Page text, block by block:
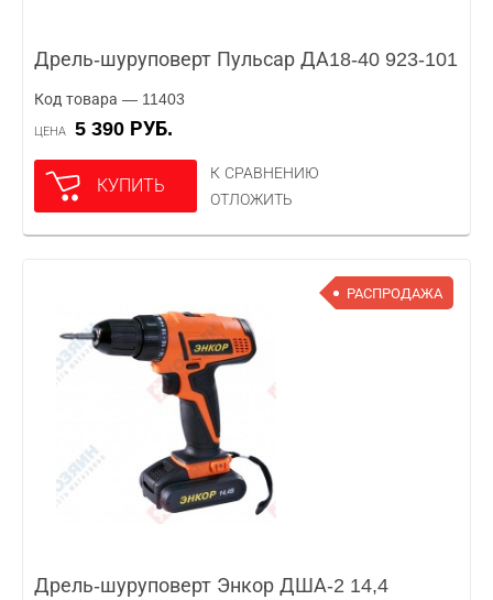
Дрель-шуруповерт Пульсар ДА18-40 923-101
Код товара — 11403
ЦЕНА 5 390 РУБ.
КУПИТЬ
К СРАВНЕНИЮ
ОТЛОЖИТЬ
РАСПРОДАЖА
Дрель-шуруповерт Энкор ДША-2 14,4